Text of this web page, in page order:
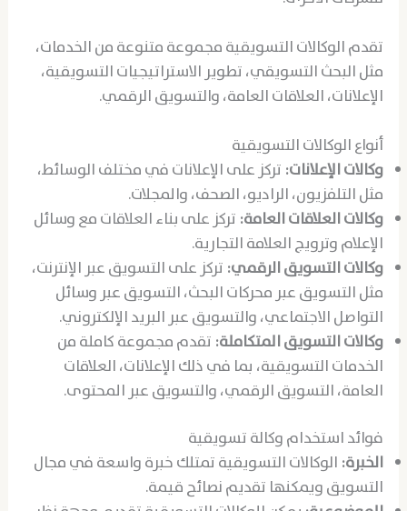
تقدم الوكالات التسويقية مجموعة متنوعة من الخدمات،
مثل البحث التسويقي، تطوير الاستراتيجيات التسويقية،
الإعلانات، العلاقات العامة، والتسويق الرقمي.
أنواع الوكالات التسويقية
وكالات الإعلانات: تركز على الإعلانات في مختلف الوسائط،
مثل التلفزيون، الراديو، الصحف، والمجلات.
وكالات العلاقات العامة: تركز على بناء العلاقات مع وسائل
الإعلام وترويج العلامة التجارية.
وكالات التسويق الرقمي: تركز على التسويق عبر الإنترنت،
مثل التسويق عبر محركات البحث، التسويق عبر وسائل
التواصل الاجتماعي، والتسويق عبر البريد الإلكتروني.
وكالات التسويق المتكاملة: تقدم مجموعة كاملة من
الخدمات التسويقية، بما في ذلك الإعلانات، العلاقات
العامة، التسويق الرقمي، والتسويق عبر المحتوى.
فوائد استخدام وكالة تسويقية
الخبرة: الوكالات التسويقية تمتلك خبرة واسعة في مجال
التسويق ويمكنها تقديم نصائح قيمة.